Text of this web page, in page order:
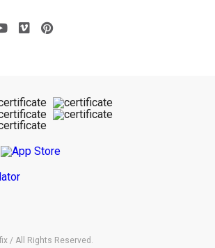
/ All Rights Reserved.